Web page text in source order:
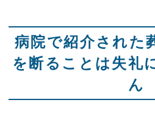
病院で紹介された
を断ることは失礼
ん